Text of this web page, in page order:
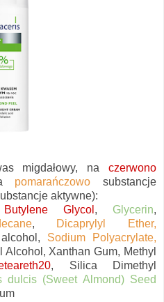
migdałowy, naczerwono
pomarańczowo substancje
aktywne):
Butylene Glycol , Glycerin,
, Dicaprylyl Ether,
Sodium Polyacrylate,
Alcohol, Xanthan Gum, Methyl
, Silica Dimethyl
dulcis (Sweet Almond) Seed